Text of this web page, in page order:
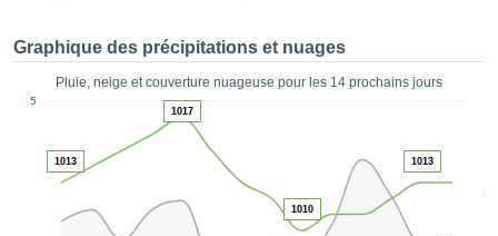
des
ACCEPTER
PARAMÈTRES
Graphique des précipitations et nuages
Pluie, neige et couverture nuageuse pour les 14 prochains jours
50
5
1013
1017
1010
1013